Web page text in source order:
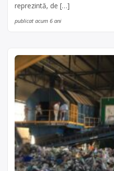
reprezintă, de […]
publicat acum 6 ani